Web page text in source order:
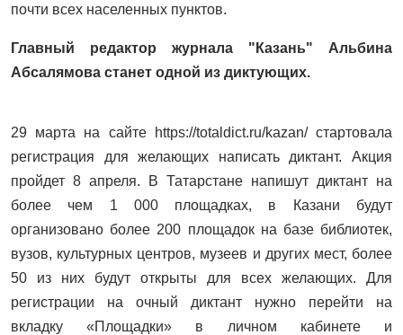
почти всех населенных пунктов.
Главный редактор журнала "Казань" Альбина
Абсалямова станет одной из диктующих.
29 марта на сайте https://totaldict.ru/kazan/ стартовала
регистрация для желающих написать диктант. Акция
пройдет 8 апреля. В Татарстане напишут диктант на
более чем 1 000 площадках, в Казани будут
организовано более 200 площадок на базе библиотек,
вузов, культурных центров, музеев и других мест, более
50 из них будут открыты для всех желающих. Для
регистрации на очный диктант нужно перейти на
вкладку «Площадки» в личном кабинете и